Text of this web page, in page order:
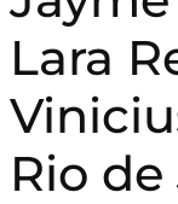
Lara
Rio de